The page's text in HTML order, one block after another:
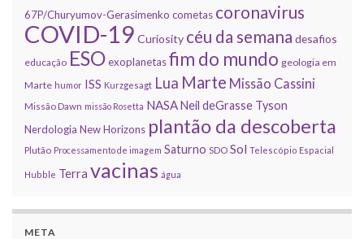
67P/Churyumov-Gerasimenko cometas coronavirus
COVID-19 Curiosity céu da semana desafios
educação ESOexoplanetasfim do mundo geologia em
Marte humor ISS Kurzgesagt Lua Marte Missão Cassini
Missão Dawn missão Rosetta NASANeil deGrasse Tyson
Nerdologia New Horizons plantão da descoberta
Plutão Processamento de imagem Saturno SDO Sol Telescópio Espacial
Hubble Terra vacinas água
META